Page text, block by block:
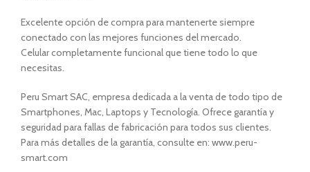
Excelente opción de compra para mantenerte siempre
conectado con las mejores funciones del mercado.
Celular completamente funcional que tiene todo lo que
necesitas.
Peru Smart SAC, empresa dedicada a la venta de todo tipo de
Smartphones, Mac, Laptops y Tecnología. Ofrece garantía y
seguridad para fallas de fabricación para todos sus clientes.
Para más detalles de la garantía, consulte en: www.peru-
smart.com